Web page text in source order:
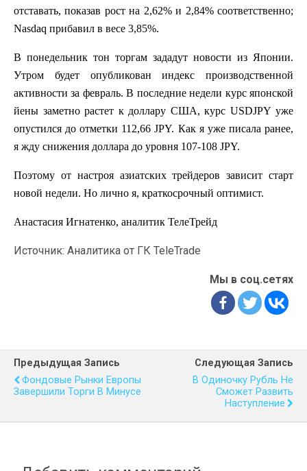
отставать, показав рост на 2,62% и 2,84% соответственно;
Nasdaq прибавил в весе 3,85%.
В понедельник тон торгам зададут новости из Японии.
Утром будет опубликован индекс производственной
активности за февраль. В последние недели курс японской
йены заметно растет к доллару США, курс USDJPY уже
опустился до отметки 112,66 JPY. Как я уже писала ранее,
я жду снижения доллара до уровня 107-108 JPY.
Поэтому от настроя азиатских трейдеров зависит старт
новой недели. Но лично я, краткосрочный оптимист.
Анастасия Игнатенко, аналитик ТелеТрейд
Источник: Аналитика от ГК TeleTrade
Мы в соц.сетях
Предыдущая Запись
Фондовые Рынки Европы
Завершили Торги В Минусе
Следующая Запись
В Одиночку Рубль Не
Сможет Развить
Наступление